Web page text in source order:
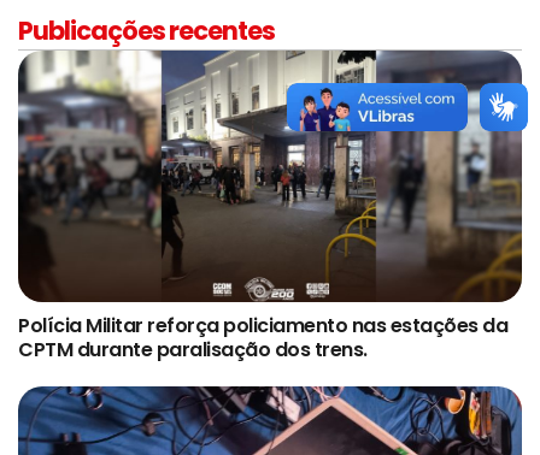
Publicações recentes
Polícia Militar reforça policiamento nas estações da
CPTM durante paralisação dos trens.